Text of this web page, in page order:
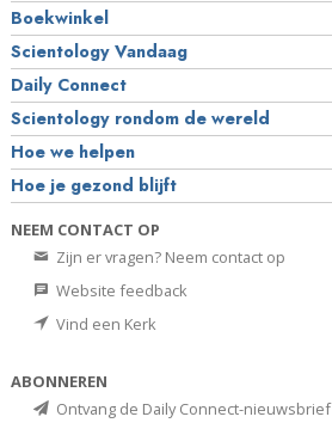
Boekwinkel
Scientology Vandaag
Daily Connect
Scientology rondom de wereld
Hoe we helpen
Hoe je gezond blijft
NEEM CONTACT OP
Zijn er vragen? Neem contact op
Website feedback
Vind een Kerk
ABONNEREN
Ontvang de Daily Connect-nieuwsbrief